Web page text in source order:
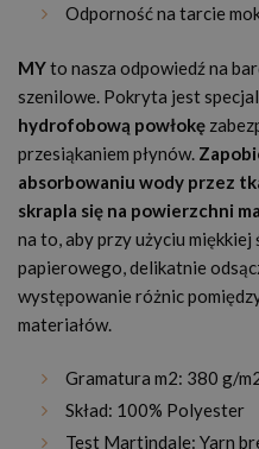
Odporność na tarcie
MYto nasza odpowiedź na
szenilowe. Pokryta jest
hydrofobową powłokę
przesiąkaniem płynów.
absorbowaniu wody przez
skrapla się na powierzchni
na to, aby przy użyciu miękkiej
papierowego, delikatnie
występowanie różnic
materiałów.
Gramatura m2: 380 g/
Skład: 100% Polyester
Test Martindale: Yarn